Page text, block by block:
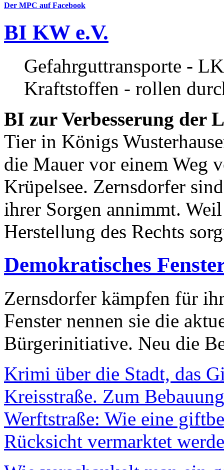
Der MPC auf Facebook
BI KW e.V.
Gefahrguttransporte -
Kraftstoffen - rollen
BI zur Verbesserung der
Tier in Königs
die Mauer vor einem Weg
Krüpelsee. Zernsdorfer
ihrer Sorgen annimmt.
Herstellung des Rechts
Demokratisches
Zernsdorfer kämpfen für
Fenster nennen sie die
Bürgerinitiative. Neu die
Krimi über die Stadt, das
Kreisstraße. Zum
Werftstraße: Wie eine
Rücksicht vermarktet